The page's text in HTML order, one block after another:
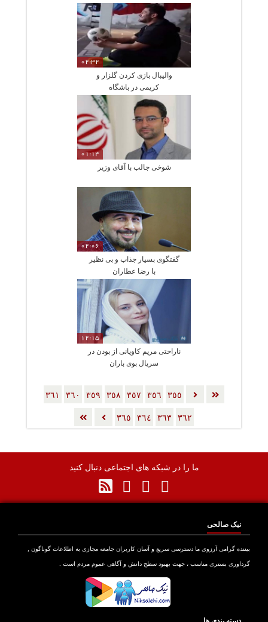
02:32
والیبال بازی کردن گلزار و
کریمی در باشگاه
01:14
شوخی جالب با آقای وزیر
02:06
گفتگوی بسیار جذاب و بی نظیر
با رضا عطاران
12:15
ناراحتی مریم کاویانی از بودن در
سریال بوی باران
٣٥٥ ٣٥٦ ٣٥٧ ٣٥٨ ٣٥٩ ٣٦٠ ٣٦١
٣٦٢ ٣٦٣ ٣٦٤ ٣٦٥
ما را در شبکه های اجتماعی دنبال کنید
نیک صالحی
بیننده گرامی آرزوی ما دسترسی سریع و آسان کاربران جامعه مجازی به اطلاعات گوناگون ,
گرداوری بستری مناسب ، جهت بهبود سطح دانش و آگاهی عموم مردم است .